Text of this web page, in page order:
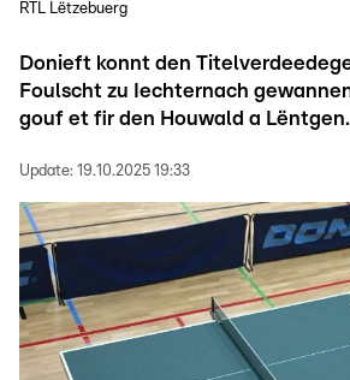
RTL Lëtzebuerg
Donieft konnt den
Foulscht zu Iechternach
gouf et fir den Houwald a Lëntgen.
Update: 19.10.2025 19:33